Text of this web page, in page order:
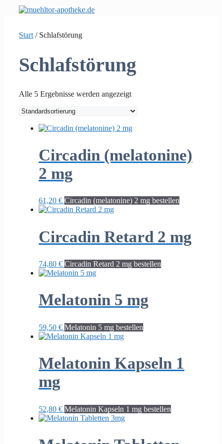
Start / Schlafstörung
Schlafstörung
Alle 5 Ergebnisse werden angezeigt
Circadin (melatonine)
2 mg
61,20 € Circadin (melatonine) 2 mg bestellen
Circadin Retard 2 mg
74,80 € Circadin Retard 2 mg bestellen
Melatonin 5 mg
59,50 € Melatonin 5 mg bestellen
Melatonin Kapseln 1
mg
52,80 € Melatonin Kapseln 1 mg bestellen